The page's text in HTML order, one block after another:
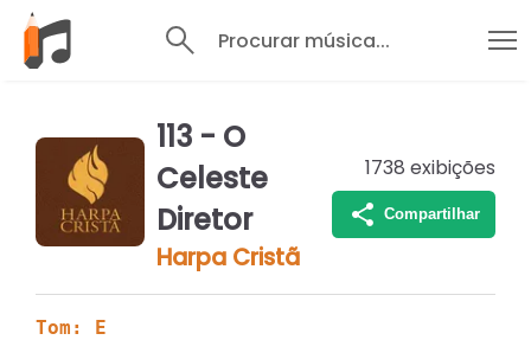
Procurar música...
113 - O
Celeste
Diretor
Harpa Cristã
1738 exibições
Compartilhar
Tom: E